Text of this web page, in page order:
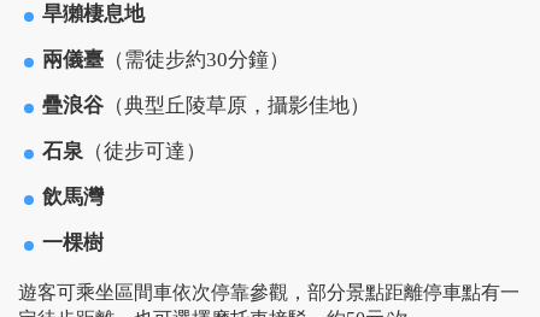
旱獺棲息地
兩儀臺 （需徒步約30分鐘）
疊浪谷 （典型丘陵草原，攝影佳地）
石泉 （徒步可達）
飲馬灣
一棵樹
遊客可乘坐區間車依次停靠參觀，部分景點距離停車點有一